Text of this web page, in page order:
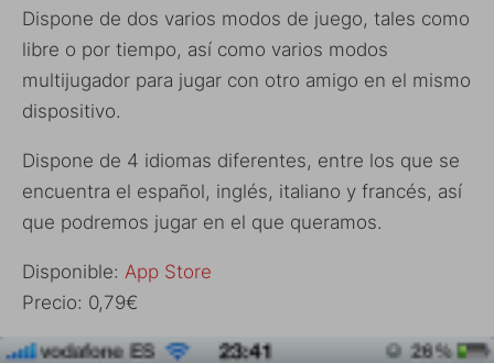
Dispone de dos varios modos de juego, tales como
libre o por tiempo, así como varios modos
multijugador para jugar con otro amigo en el mismo
dispositivo.
Dispone de 4 idiomas diferentes, entre los que se
encuentra el español, inglés, italiano y francés, así
que podremos jugar en el que queramos.
Disponible: App Store
Precio: 0,79€